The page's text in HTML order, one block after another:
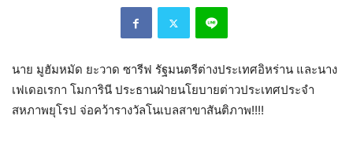
นาย มูฮัมหมัด ยะวาด ซารีฟ รัฐมนตรีต่างประเทศอิหร่าน และนาง
เฟเดอเรกา โมการินี ประธานฝ่ายนโยบายต่าวประเทศประจำ
สหภาพยุโรป จ่อคว้ารางวัลโนเบลสาขาสันติภาพ!!!!